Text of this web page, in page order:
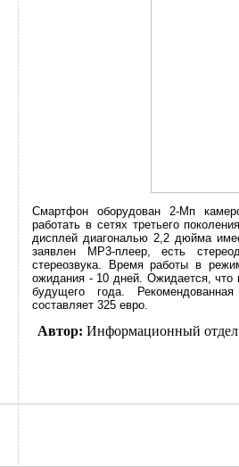
Смартфон оборудован 2-Мп
работать в сетях третьего
дисплей диагональю 2,2 дюйма
заявлен MP3-плеер, есть
стереозвука. Время работы в
ожидания - 10 дней. Ожидается, что
будущего года.
составляет 325 евро.
Автор: Информационный отдел